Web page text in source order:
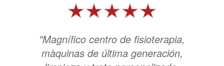
"Magnífico centro de fisioterapia,
màquinas de última generación,